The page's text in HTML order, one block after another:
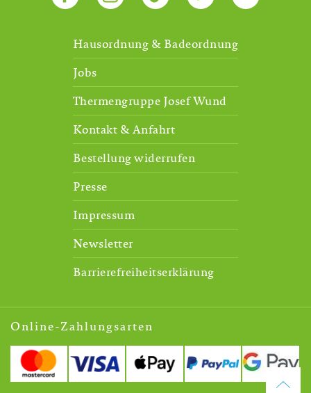
Hausordnung & Badeordnung
Jobs
Thermengruppe Josef Wund
Kontakt & Anfahrt
Bestellung widerrufen
Presse
Impressum
Newsletter
Barrierefreiheitserklärung
Online-Zahlungsarten